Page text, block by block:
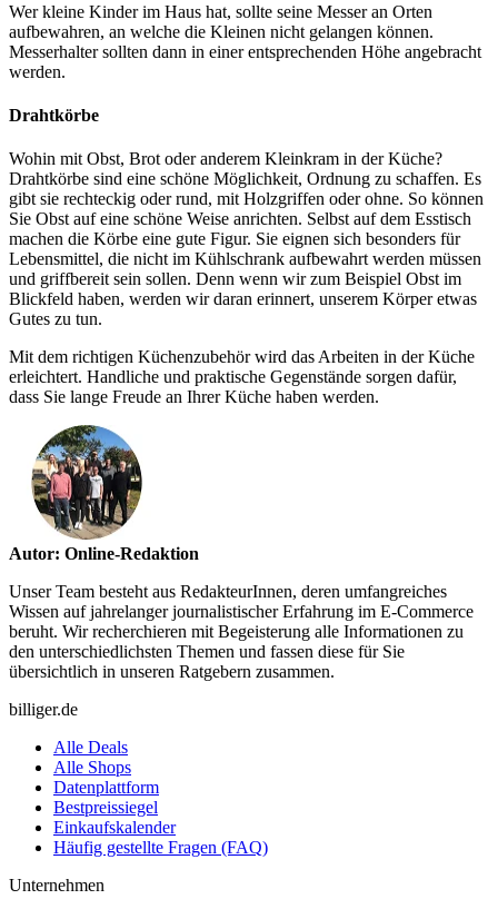
Wer kleine Kinder im Haus hat, sollte seine Messer an Orten
aufbewahren, an welche die Kleinen nicht gelangen können.
Messerhalter sollten dann in einer entsprechenden Höhe angebracht
werden.
Drahtkörbe
Wohin mit Obst, Brot oder anderem Kleinkram in der Küche?
Drahtkörbe sind eine schöne Möglichkeit, Ordnung zu schaffen. Es
gibt sie rechteckig oder rund, mit Holzgriffen oder ohne. So können
Sie Obst auf eine schöne Weise anrichten. Selbst auf dem Esstisch
machen die Körbe eine gute Figur. Sie eignen sich besonders für
Lebensmittel, die nicht im Kühlschrank aufbewahrt werden müssen
und griffbereit sein sollen. Denn wenn wir zum Beispiel Obst im
Blickfeld haben, werden wir daran erinnert, unserem Körper etwas
Gutes zu tun.
Mit dem richtigen Küchenzubehör wird das Arbeiten in der Küche
erleichtert. Handliche und praktische Gegenstände sorgen dafür,
dass Sie lange Freude an Ihrer Küche haben werden.
Autor: Online-Redaktion
Unser Team besteht aus RedakteurInnen, deren umfangreiches
Wissen auf jahrelanger journalistischer Erfahrung im E-Commerce
beruht. Wir recherchieren mit Begeisterung alle Informationen zu
den unterschiedlichsten Themen und fassen diese für Sie
übersichtlich in unseren Ratgebern zusammen.
billiger.de
Alle Deals
Alle Shops
Datenplattform
Bestpreissiegel
Einkaufskalender
Häufig gestellte Fragen (FAQ)
Unternehmen